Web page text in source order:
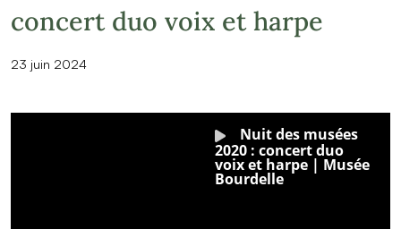
concert duo voix et harpe
23 juin 2024